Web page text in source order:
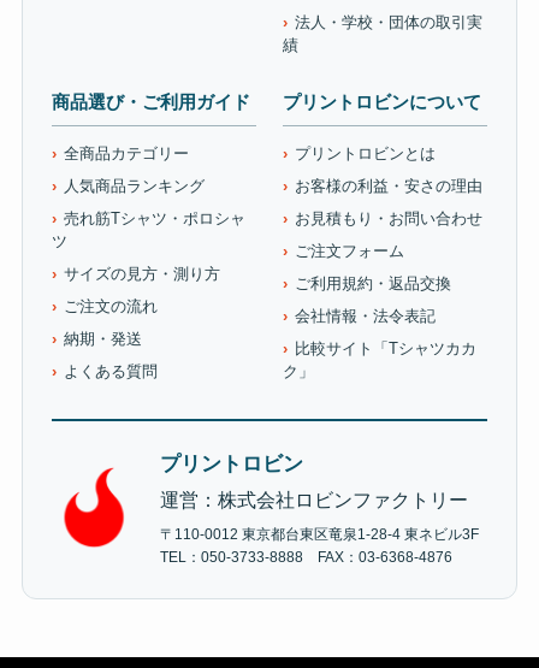
法人・学校・団体の取引実
績
商品選び・ご利用ガイド
全商品カテゴリー
人気商品ランキング
売れ筋Tシャツ・ポロシャ
ツ
サイズの見方・測り方
ご注文の流れ
納期・発送
よくある質問
プリントロビンについて
プリントロビンとは
お客様の利益・安さの理由
お見積もり・お問い合わせ
ご注文フォーム
ご利用規約・返品交換
会社情報・法令表記
比較サイト「Tシャツカカ
ク」
プリントロビン
運営：株式会社ロビンファクトリー
〒110-0012 東京都台東区竜泉1-28-4 東ネビル3F
TEL：050-3733-8888 FAX：03-6368-4876